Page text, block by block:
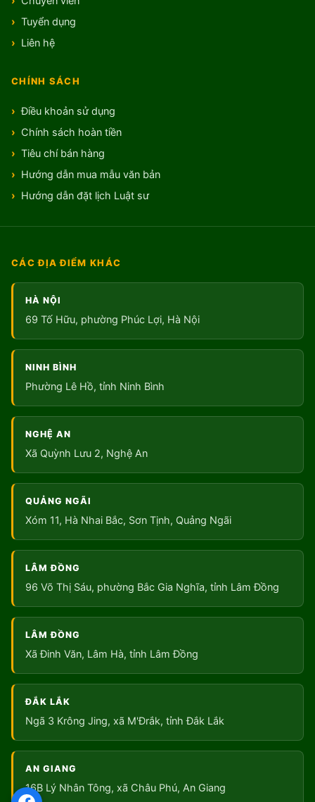
Tuyển dụng
Liên hệ
CHÍNH SÁCH
Điều khoản sử dụng
Chính sách hoàn tiền
Tiêu chí bán hàng
Hướng dẫn mua mẫu văn bản
Hướng dẫn đặt lịch Luật sư
CÁC ĐỊA ĐIỂM KHÁC
HÀ NỘI
69 Tố Hữu, phường Phúc Lợi, Hà Nội
NINH BÌNH
Phường Lê Hồ, tỉnh Ninh Bình
NGHỆ AN
Xã Quỳnh Lưu 2, Nghệ An
QUẢNG NGÃI
Xóm 11, Hà Nhai Bắc, Sơn Tịnh, Quảng Ngãi
LÂM ĐỒNG
96 Võ Thị Sáu, phường Bắc Gia Nghĩa, tỉnh Lâm Đồng
LÂM ĐỒNG
Xã Đinh Văn, Lâm Hà, tỉnh Lâm Đồng
ĐẮK LẮK
Ngã 3 Krông Jing, xã M'Đrắk, tỉnh Đắk Lắk
AN GIANG
16B Lý Nhân Tông, xã Châu Phú, An Giang